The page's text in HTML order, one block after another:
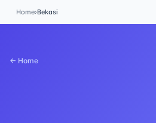
Home›Bekasi
← Home